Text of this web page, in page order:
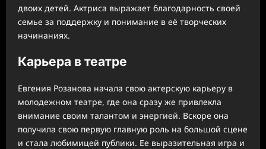
двоих детей. Актриса выражает благодарность своей
семье за поддержку и понимание в её творческих
начинаниях.
Карьера в театре
Евгения Розанова начала свою актерскую карьеру в
молодежном театре, где она сразу же привлекла
внимание своим талантом и энергией. Вскоре она
получила свою первую главную роль на большой сцене
и стала любимицей публики. Ее выразительная игра и